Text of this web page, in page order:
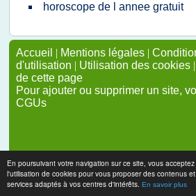
En poursuivant votre navigation sur ce site, vous acceptez
l'utilisation de cookies pour vous proposer des contenus et
services adaptés à vos centres d'intérêts. En savoir plus
horoscope de l annee gratuit
Accueil | Mentions légales |
d'utilisation | Utilisation des cookies |
de cette page
Pour ajouter ou supprimer un site,
CGUs